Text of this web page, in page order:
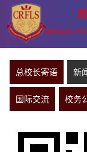
CHENGDU
总校长寄语 新
国际交流 校务